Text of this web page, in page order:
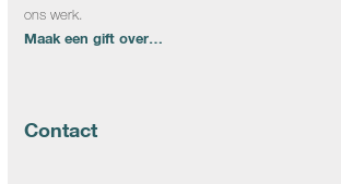
ons werk.
Maak een gift over…
Contact